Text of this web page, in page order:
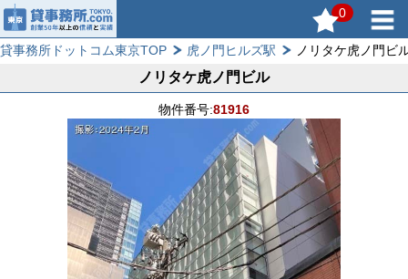
0
貸事務所ドットコム東京TOP 虎ノ門ヒルズ駅 ノリタケ虎ノ門ビ
ノリタケ虎ノ門ビル
物件番号:81916